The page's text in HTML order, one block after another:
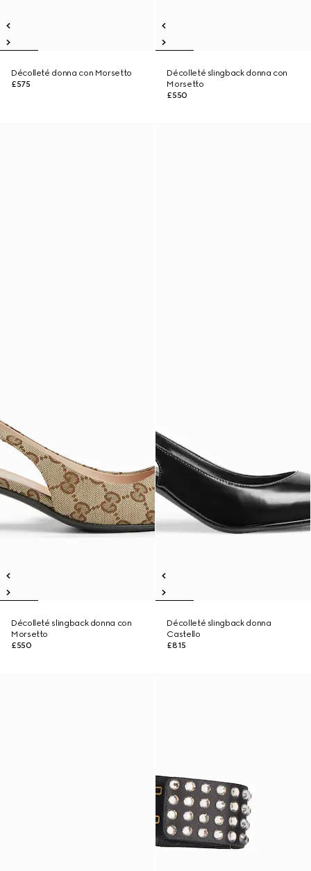
Décolleté donna con Morsetto
£575
Décolleté slingback donna con
Morsetto
£550
Décolleté slingback donna con
Morsetto
£550
Décolleté slingback donna
Castello
£815